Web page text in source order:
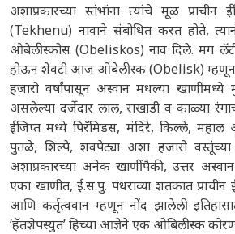
अशाप्रकारच्या स्तंभांना त्यांचे मूळ प्राचीन
(Tekhenu) नावाने संबोधित करत होते,
ओबेलीस्कोस (Obeliskos) नाव दिले. मग
होऊन शेवटी आज ओबेलीस्क (Obelisk)
हजारो वर्षांपासून अस्वान मधल्या
असलेल्या दर्जेदार लाल, राखाडी व काळ्या
ईजिप्त मध्ये पिरॅमिडस, मंदिरे, किल्ले,
पुतळे, शिल्पे, शवपेट्या अशा हजारो वस्तूंच्या
अशाप्रकारच्या अनेक खाणींपैकी, उत्तर अस्वान
एका खाणीत, ई.स.पु. पंधराव्या शतकात प्राचीन
आणि कर्तृत्ववान म्हणून नोंद झालेली
‘हॅतशेपस्युत’ हिच्या आज्ञेने एक ओबिलीस्क